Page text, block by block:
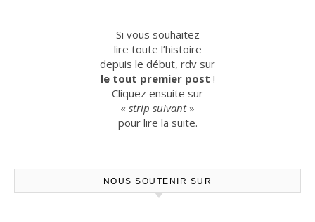
Si vous souhaitez
lire toute l’histoire
depuis le début, rdv sur
le tout premier post !
Cliquez ensuite sur
« strip suivant»
pour lire la suite.
NOUS SOUTENIR SUR